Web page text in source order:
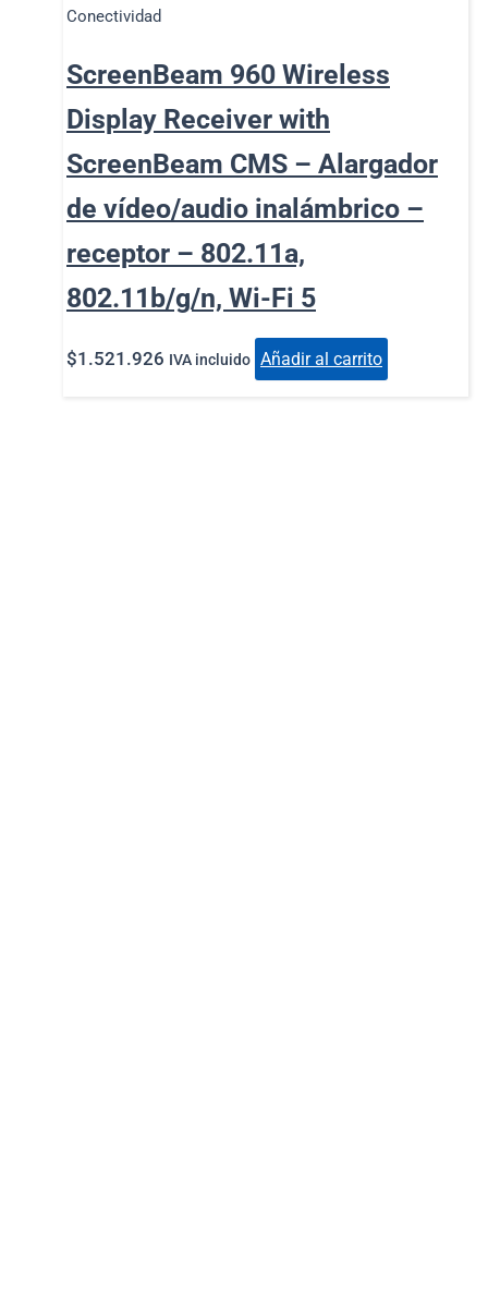
Conectividad
ScreenBeam 960 Wireless
Display Receiver with
ScreenBeam CMS – Alargador
de vídeo/audio inalámbrico –
receptor – 802.11a,
802.11b/g/n, Wi-Fi 5
$1.521.926 IVA incluido Añadir al carrito